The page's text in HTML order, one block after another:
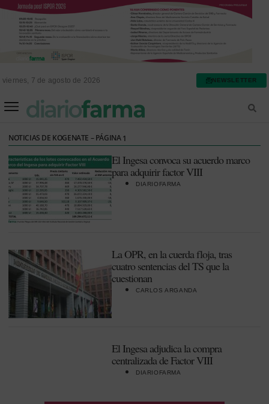
viernes, 7 de agosto de 2026 NEWSLETTER
NOTICIAS DE KOGENATE – PÁGINA1
El Ingesa convoca su acuerdo marco
para adquirir factor VIII
DIARIOFARMA
La OPR, en la cuerda floja, tras
cuatro sentencias del TS que la
cuestionan
CARLOS ARGANDA
El Ingesa adjudica la compra
centralizada de Factor VIII
DIARIOFARMA